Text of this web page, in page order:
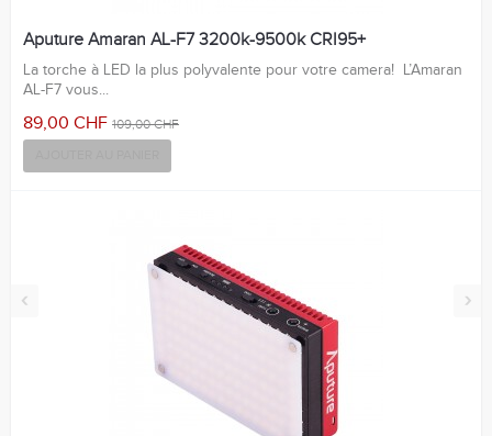
‹ ›
Aputure Amaran AL-F7 3200k-9500k CRI95+
La torche à LED la plus polyvalente pour votre camera! L’Amaran
AL-F7 vous...
89,00 CHF 109,00 CHF